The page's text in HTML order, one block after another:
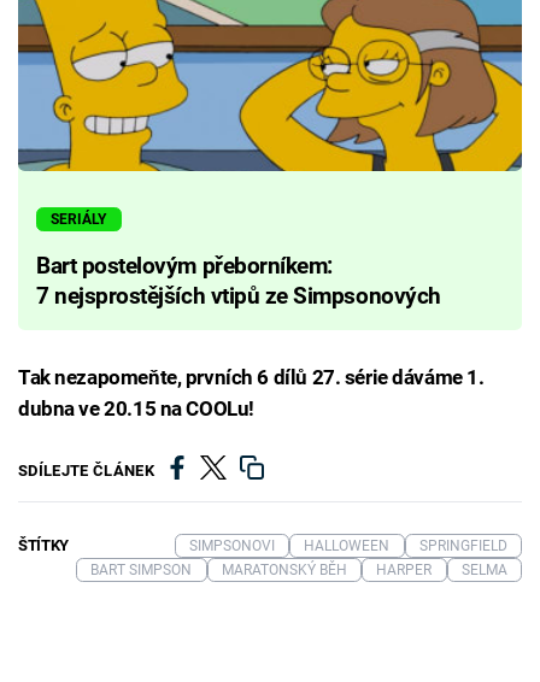
SERIÁLY
Bart postelovým přeborníkem:
7 nejsprostějších vtipů ze Simpsonových
Tak nezapomeňte, prvních 6 dílů 27. série dáváme 1.
dubna ve 20.15 na COOLu!
SDÍLEJTE ČLÁNEK
ŠTÍTKY SIMPSONOVI HALLOWEEN
SPRINGFIELD
BART SIMPSON
MARATONSKÝ BĚH HARPER SELMA